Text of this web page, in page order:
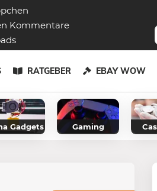
Kommentare
RATGEBER EBAY WOW
Gadgets Gaming